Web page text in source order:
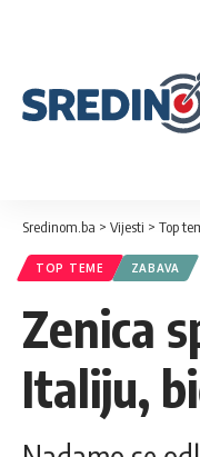
Sredinom.ba > Vijesti > Top
TOP TEME ZABAVA
Zenica
Italiju,